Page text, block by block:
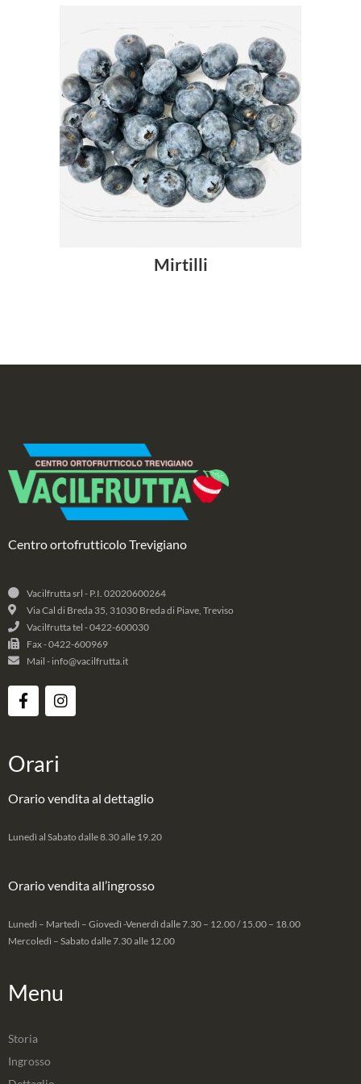
Mirtilli
Centro ortofrutticolo Trevigiano
Vacilfrutta srl - P.I. 02020600264
Via Cal di Breda 35, 31030 Breda di Piave, Treviso
Vacilfrutta tel - 0422-600030
Fax - 0422-600969
Mail - info@vacilfrutta.it
Orari
Orario vendita al dettaglio
Lunedì al Sabato dalle 8.30 alle 19.20
Orario vendita all’ingrosso
Lunedì – Martedì – Giovedì -Venerdì dalle 7.30 – 12.00 / 15.00 – 18.00
Mercoledì – Sabato dalle 7.30 alle 12.00
Menu
Storia
Ingrosso